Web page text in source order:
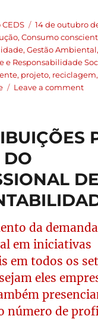
14 de outubro
,Consumo
,Gestão Ambiental,
e Responsabilidade
, projeto, reciclagem,
Leave a comment
DO
DE
da demanda
em iniciativas
em todos os
eles
número de